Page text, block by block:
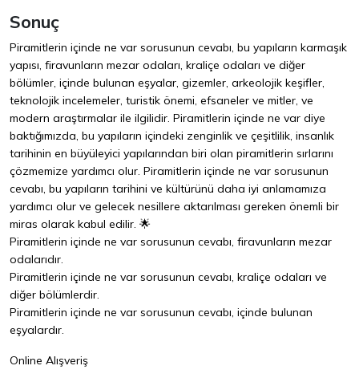
Sonuç
Piramitlerin içinde ne var sorusunun cevabı, bu yapıların karmaşık
yapısı, firavunların mezar odaları, kraliçe odaları ve diğer
bölümler, içinde bulunan eşyalar, gizemler, arkeolojik keşifler,
teknolojik incelemeler, turistik önemi, efsaneler ve mitler, ve
modern araştırmalar ile ilgilidir. Piramitlerin içinde ne var diye
baktığımızda, bu yapıların içindeki zenginlik ve çeşitlilik, insanlık
tarihinin en büyüleyici yapılarından biri olan piramitlerin sırlarını
çözmemize yardımcı olur. Piramitlerin içinde ne var sorusunun
cevabı, bu yapıların tarihini ve kültürünü daha iyi anlamamıza
yardımcı olur ve gelecek nesillere aktarılması gereken önemli bir
miras olarak kabul edilir. 🌟
Piramitlerin içinde ne var sorusunun cevabı, firavunların mezar
odalarıdır.
Piramitlerin içinde ne var sorusunun cevabı, kraliçe odaları ve
diğer bölümlerdir.
Piramitlerin içinde ne var sorusunun cevabı, içinde bulunan
eşyalardır.
Online Alışveriş